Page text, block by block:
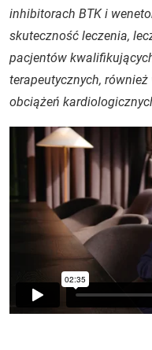
inhibitorach BTK i
skuteczność leczenia,
pacjentów
terapeutycznych,
obciążeń